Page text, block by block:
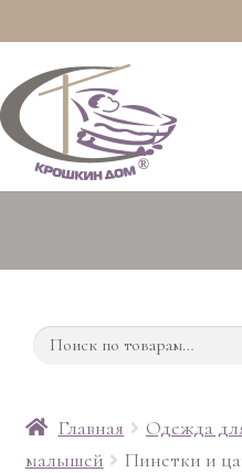
Главная Одежда
малышей
Пинетки и